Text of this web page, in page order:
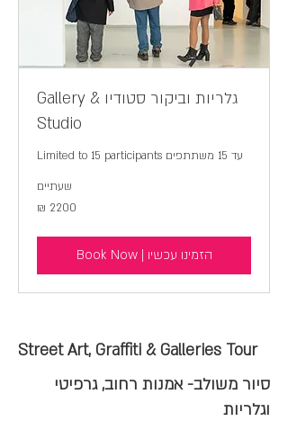
גלריות וביקור סטודיו Gallery &
Studio
עד 15 משתתפים Limited to 15 participants
שעתיים
2200 ₪
הזמינו עכשיו | Book Now
Street Art, Graffiti & Galleries Tour
סיור משולב- אמנות רחוב, גרפיטי
וגלריות